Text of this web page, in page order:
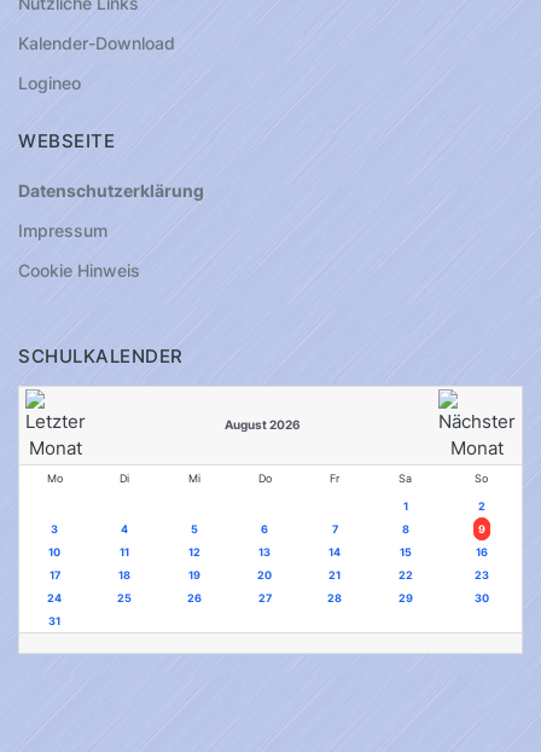
Kalender-Download
Logineo
WEBSEITE
Datenschutzerklärung
Impressum
Cookie Hinweis
SCHULKALENDER
August 2026
Mo Di Mi Do Fr Sa So
1
2
3
4 5 6 7 8
9
10
11 12 13 14 15
16
17
18 19 20 21 22
23
24
25 26 27 28 29
30
31